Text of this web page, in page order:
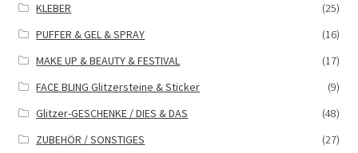
KLEBER
(25)
PUFFER & GEL & SPRAY
(16)
MAKE UP & BEAUTY & FESTIVAL
(17)
FACE BLING Glitzersteine & Sticker
(9)
Glitzer-GESCHENKE / DIES & DAS
(48)
ZUBEHÖR / SONSTIGES
(27)